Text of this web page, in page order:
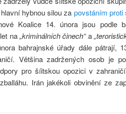
hybnou silou za povstáním proti
Koalice 14. února jsou podle
na„kriminálních činech“a
bahrajnské úřady dále pátrají,
Většina zadržených osob je
pro šíitskou opozici v
Irán jakékoli obvinění ze